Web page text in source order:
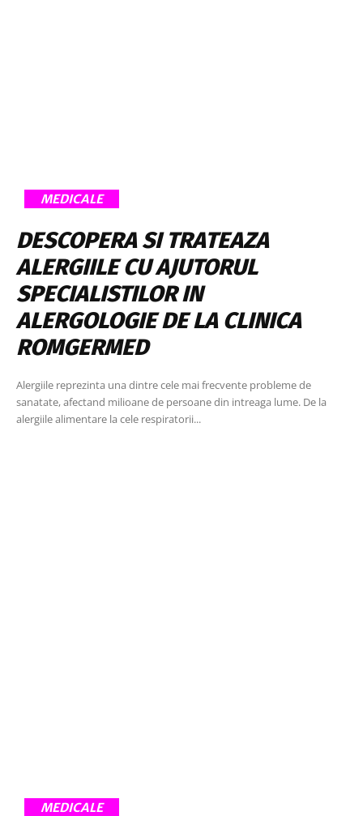
MEDICALE
DESCOPERA SI TRATEAZA
ALERGIILE CU AJUTORUL
SPECIALISTILOR IN
ALERGOLOGIE DE LA CLINICA
ROMGERMED
Alergiile reprezinta una dintre cele mai frecvente probleme de
sanatate, afectand milioane de persoane din intreaga lume. De la
alergiile alimentare la cele respiratorii...
MEDICALE